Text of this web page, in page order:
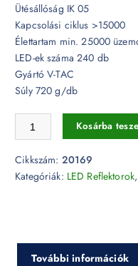
Ütésállóság IK 05
Kapcsolási ciklus >15000
Élettartam min. 25000
LED-ek száma 240 db
Gyártó V-TAC
Súly 720 g/db
30W Alkonykapcsolós
Kosárba
Cikkszám: 20169
Kategóriák: LED Reflektorok
További információk